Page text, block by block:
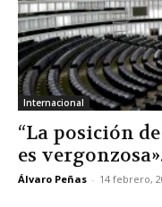
Internacional
“La posición
es
Álvaro Peñas - 14 febrero,